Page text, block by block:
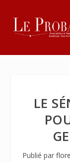
LE
Publié par